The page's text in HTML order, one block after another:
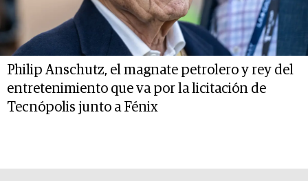
Philip Anschutz, el magnate petrolero y rey del
entretenimiento que va por la licitación de
Tecnópolis junto a Fénix